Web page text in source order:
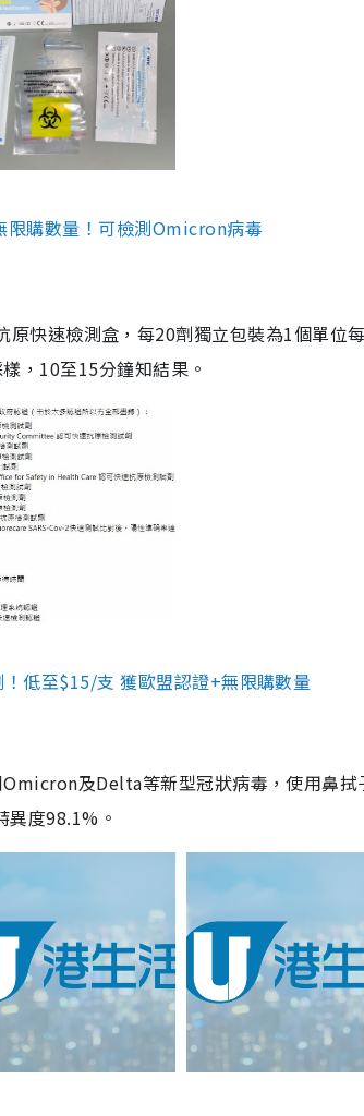
限購數量！可檢測Omicron病毒
快速檢測盒，每20劑獨立包裝為1個單位
，10至15分鐘知結果。
低至$15/支 獲歐盟認證+無限購數量
及Delta等新型冠狀病毒，使用鼻拭
度98.1%。